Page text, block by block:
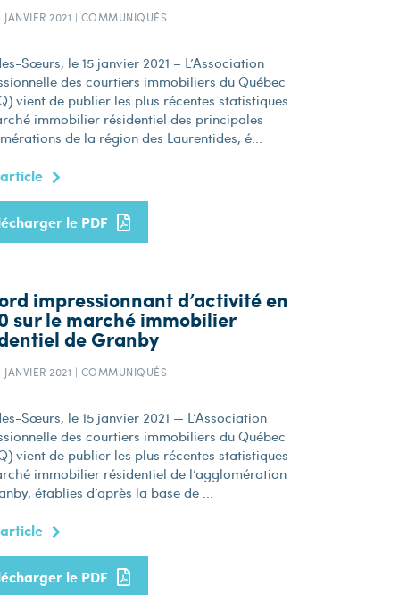
JANVIER 2021 | COMMUNIQUÉS
Sœurs, le 15 janvier 2021 – L’Association
des courtiers immobiliers du Québec
vient de publier les plus récentes statistiques
immobilier résidentiel des principales
de la région des Laurentides, é...
le PDF
impressionnant d’activité en
sur le marché immobilier
de Granby
JANVIER 2021 | COMMUNIQUÉS
Sœurs, le 15 janvier 2021 — L’Association
des courtiers immobiliers du Québec
vient de publier les plus récentes statistiques
immobilier résidentiel de l’agglomération
établies d’après la base de ...
le PDF